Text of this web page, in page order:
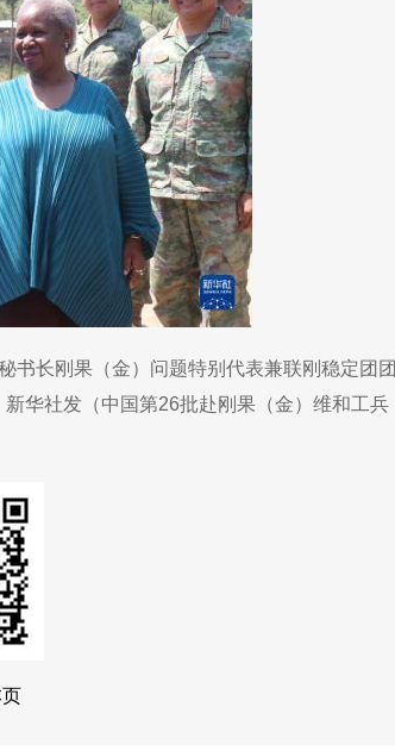
书长刚果（金）问题特别代表兼联刚稳定团团
华社发（中国第26批赴刚果（金）维和工兵